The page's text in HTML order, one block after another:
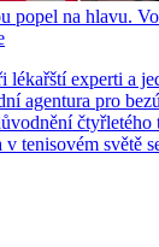
popel na hlavu.
lékařští experti a
agentura pro
čtyřletého
tenisovém světě